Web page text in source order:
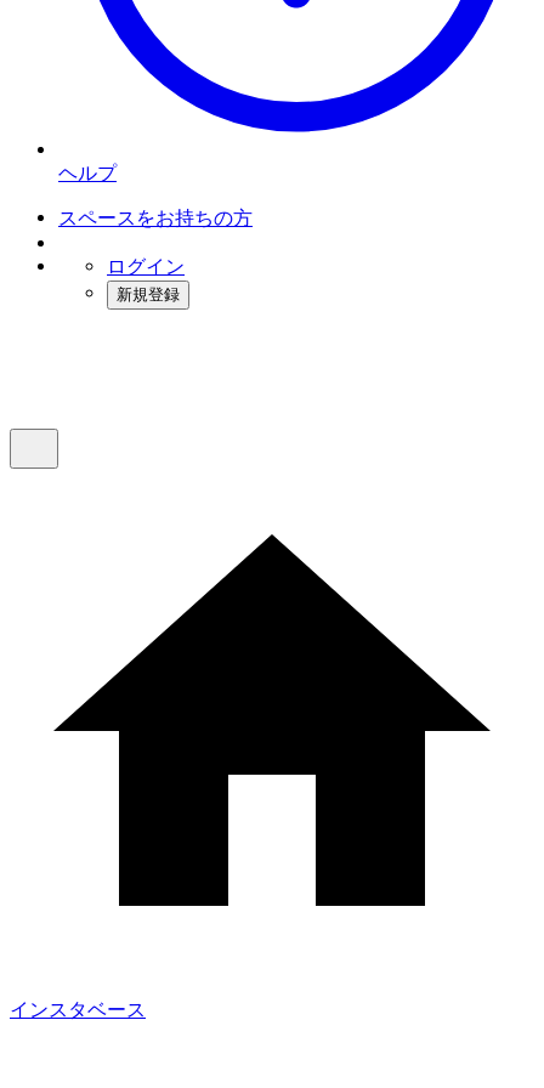
ヘルプ
スペースをお持ちの方
ログイン
新規登録
インスタベース